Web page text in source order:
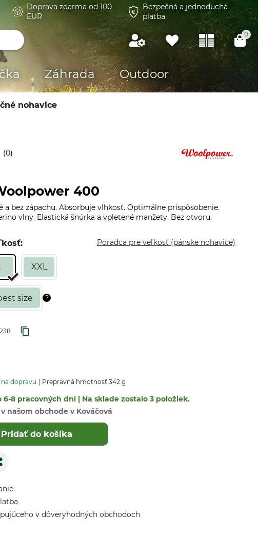
Doprava zdarma od 100
EUR
Bezpečná a jednoduchá
platba
0
Záhrada Outdoor
nohavice
0
400
a bez zápachu. Absorbuje vlhkosť. Optimálne prispôsobenie.
vlny. Elastická šnúrka a vpletené manžety. Bez otvoru.
Poradca pre veľkosť (pánske nohavice)
XXL
dopravu Prepravná hmotnosť 342 g
6-8 pracovných dní | Na sklade zostalo 3 položiek.
našom obchode v Kováčová
Pridať do košíka
v dôveryhodných obchodoch